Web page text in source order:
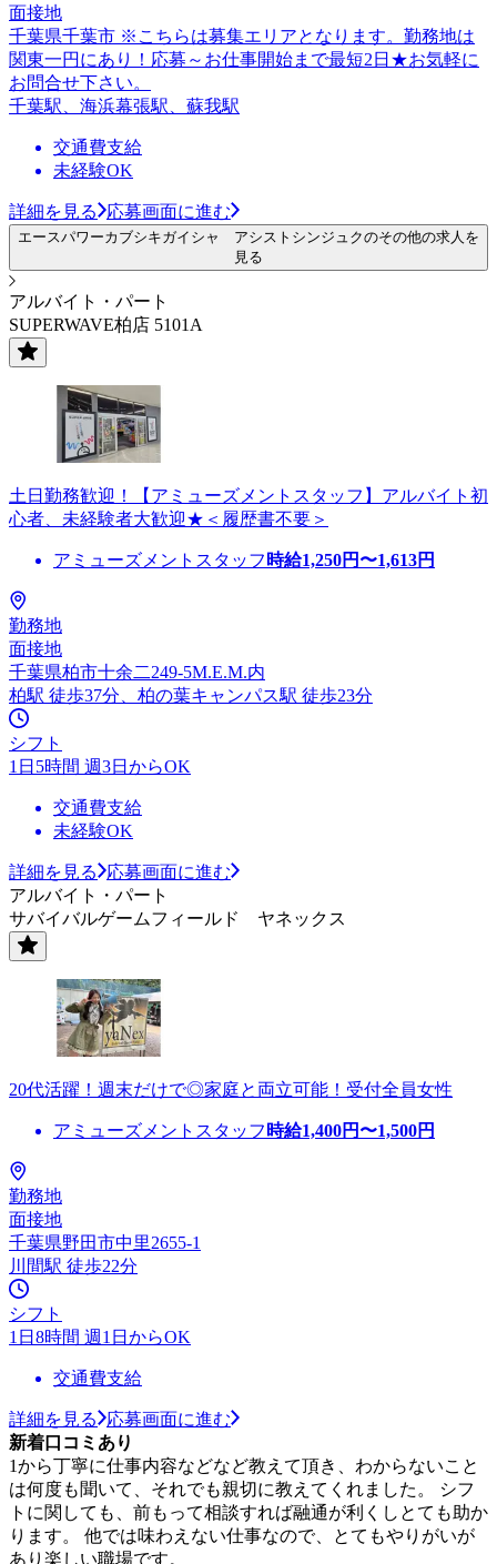
面接地
千葉県千葉市 ※こちらは募集エリアとなります。勤務地は
関東一円にあり！応募～お仕事開始まで最短2日★お気軽に
お問合せ下さい。
千葉駅、海浜幕張駅、蘇我駅
交通費支給
未経験OK
詳細を見る 応募画面に進む
エースパワーカブシキガイシャ アシストシンジュクのその他の求人を
見る
アルバイト・パート
SUPERWAVE柏店 5101A
土日勤務歓迎！【アミューズメントスタッフ】アルバイト初
心者、未経験者大歓迎★＜履歴書不要＞
アミューズメントスタッフ 時給1,250円〜1,613円
勤務地
面接地
千葉県柏市十余二249-5M.E.M.内
柏駅 徒歩37分、柏の葉キャンパス駅 徒歩23分
シフト
1日5時間 週3日からOK
交通費支給
未経験OK
詳細を見る
応募画面に進む
アルバイト・パート
サバイバルゲームフィールド ヤネックス
20代活躍！週末だけで◎家庭と両立可能！受付全員女性
アミューズメントスタッフ 時給1,400円〜1,500円
勤務地
面接地
千葉県野田市中里2655-1
川間駅 徒歩22分
シフト
1日8時間 週1日からOK
交通費支給
詳細を見る
応募画面に進む
新着口コミあり
1から丁寧に仕事内容などなど教えて頂き、わからないこと
は何度も聞いて、それでも親切に教えてくれました。 シフ
トに関しても、前もって相談すれば融通が利くしとても助か
ります。 他では味わえない仕事なので、とてもやりがいが
あり楽しい職場です。